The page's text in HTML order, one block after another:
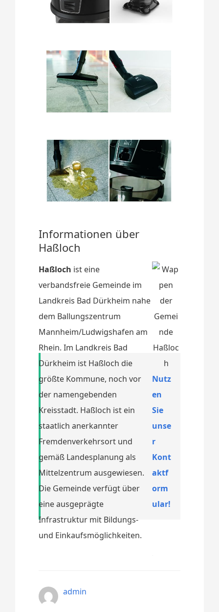
Informationen über
Haßloch
Haßloch ist eine
verbandsfreie Gemeinde im
Landkreis Bad Dürkheim nahe
dem Ballungszentrum
Mannheim/Ludwigshafen am
Rhein. Im Landkreis Bad
Dürkheim ist Haßloch die
größte Kommune, noch vor
der namengebenden
Kreisstadt. Haßloch ist ein
staatlich anerkannter
Fremdenverkehrsort und
gemäß Landesplanung als
Mittelzentrum ausgewiesen.
Die Gemeinde verfügt über
eine ausgeprägte
Infrastruktur mit Bildungs-
und Einkaufsmöglichkeiten.
Nutz
en
Sie
unse
r
Kont
aktf
orm
ular!
admin